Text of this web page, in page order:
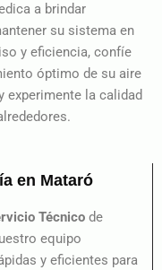
a brindar
su sistema en
y eficiencia, confíe
óptimo de su aire
experimente la calidad
en Mataró
Técnico de
equipo
y eficientes para